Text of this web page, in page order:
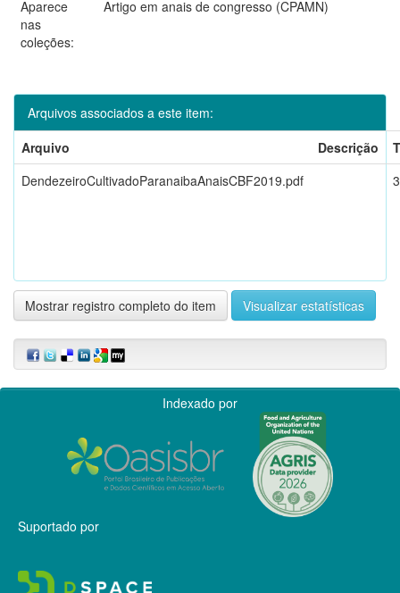
Aparece
nas
coleções:
Artigo em anais de congresso (CPAMN)
Arquivos associados a este item:
Arquivo
Descrição
DendezeiroCultivadoParanaibaAnaisCBF2019.pdf
Mostrar registro completo do item Visualizar estatísticas
Indexado por
Suportado por